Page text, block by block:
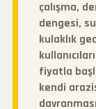
çalışma,
dengesi,
kulaklık
fiyatla
kendi